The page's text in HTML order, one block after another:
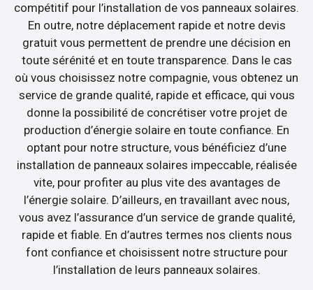
compétitif pour l’installation de vos panneaux solaires.
En outre, notre déplacement rapide et notre devis
gratuit vous permettent de prendre une décision en
toute sérénité et en toute transparence. Dans le cas
où vous choisissez notre compagnie, vous obtenez un
service de grande qualité, rapide et efficace, qui vous
donne la possibilité de concrétiser votre projet de
production d’énergie solaire en toute confiance. En
optant pour notre structure, vous bénéficiez d’une
installation de panneaux solaires impeccable, réalisée
vite, pour profiter au plus vite des avantages de
l’énergie solaire. D’ailleurs, en travaillant avec nous,
vous avez l’assurance d’un service de grande qualité,
rapide et fiable. En d’autres termes nos clients nous
font confiance et choisissent notre structure pour
l’installation de leurs panneaux solaires.